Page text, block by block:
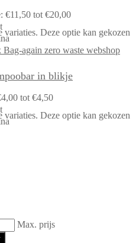
€11,50 tot €20,00
variaties. Deze optie kan gekozen
in blikje
tot €4,50
variaties. Deze optie kan gekozen
Max. prijs